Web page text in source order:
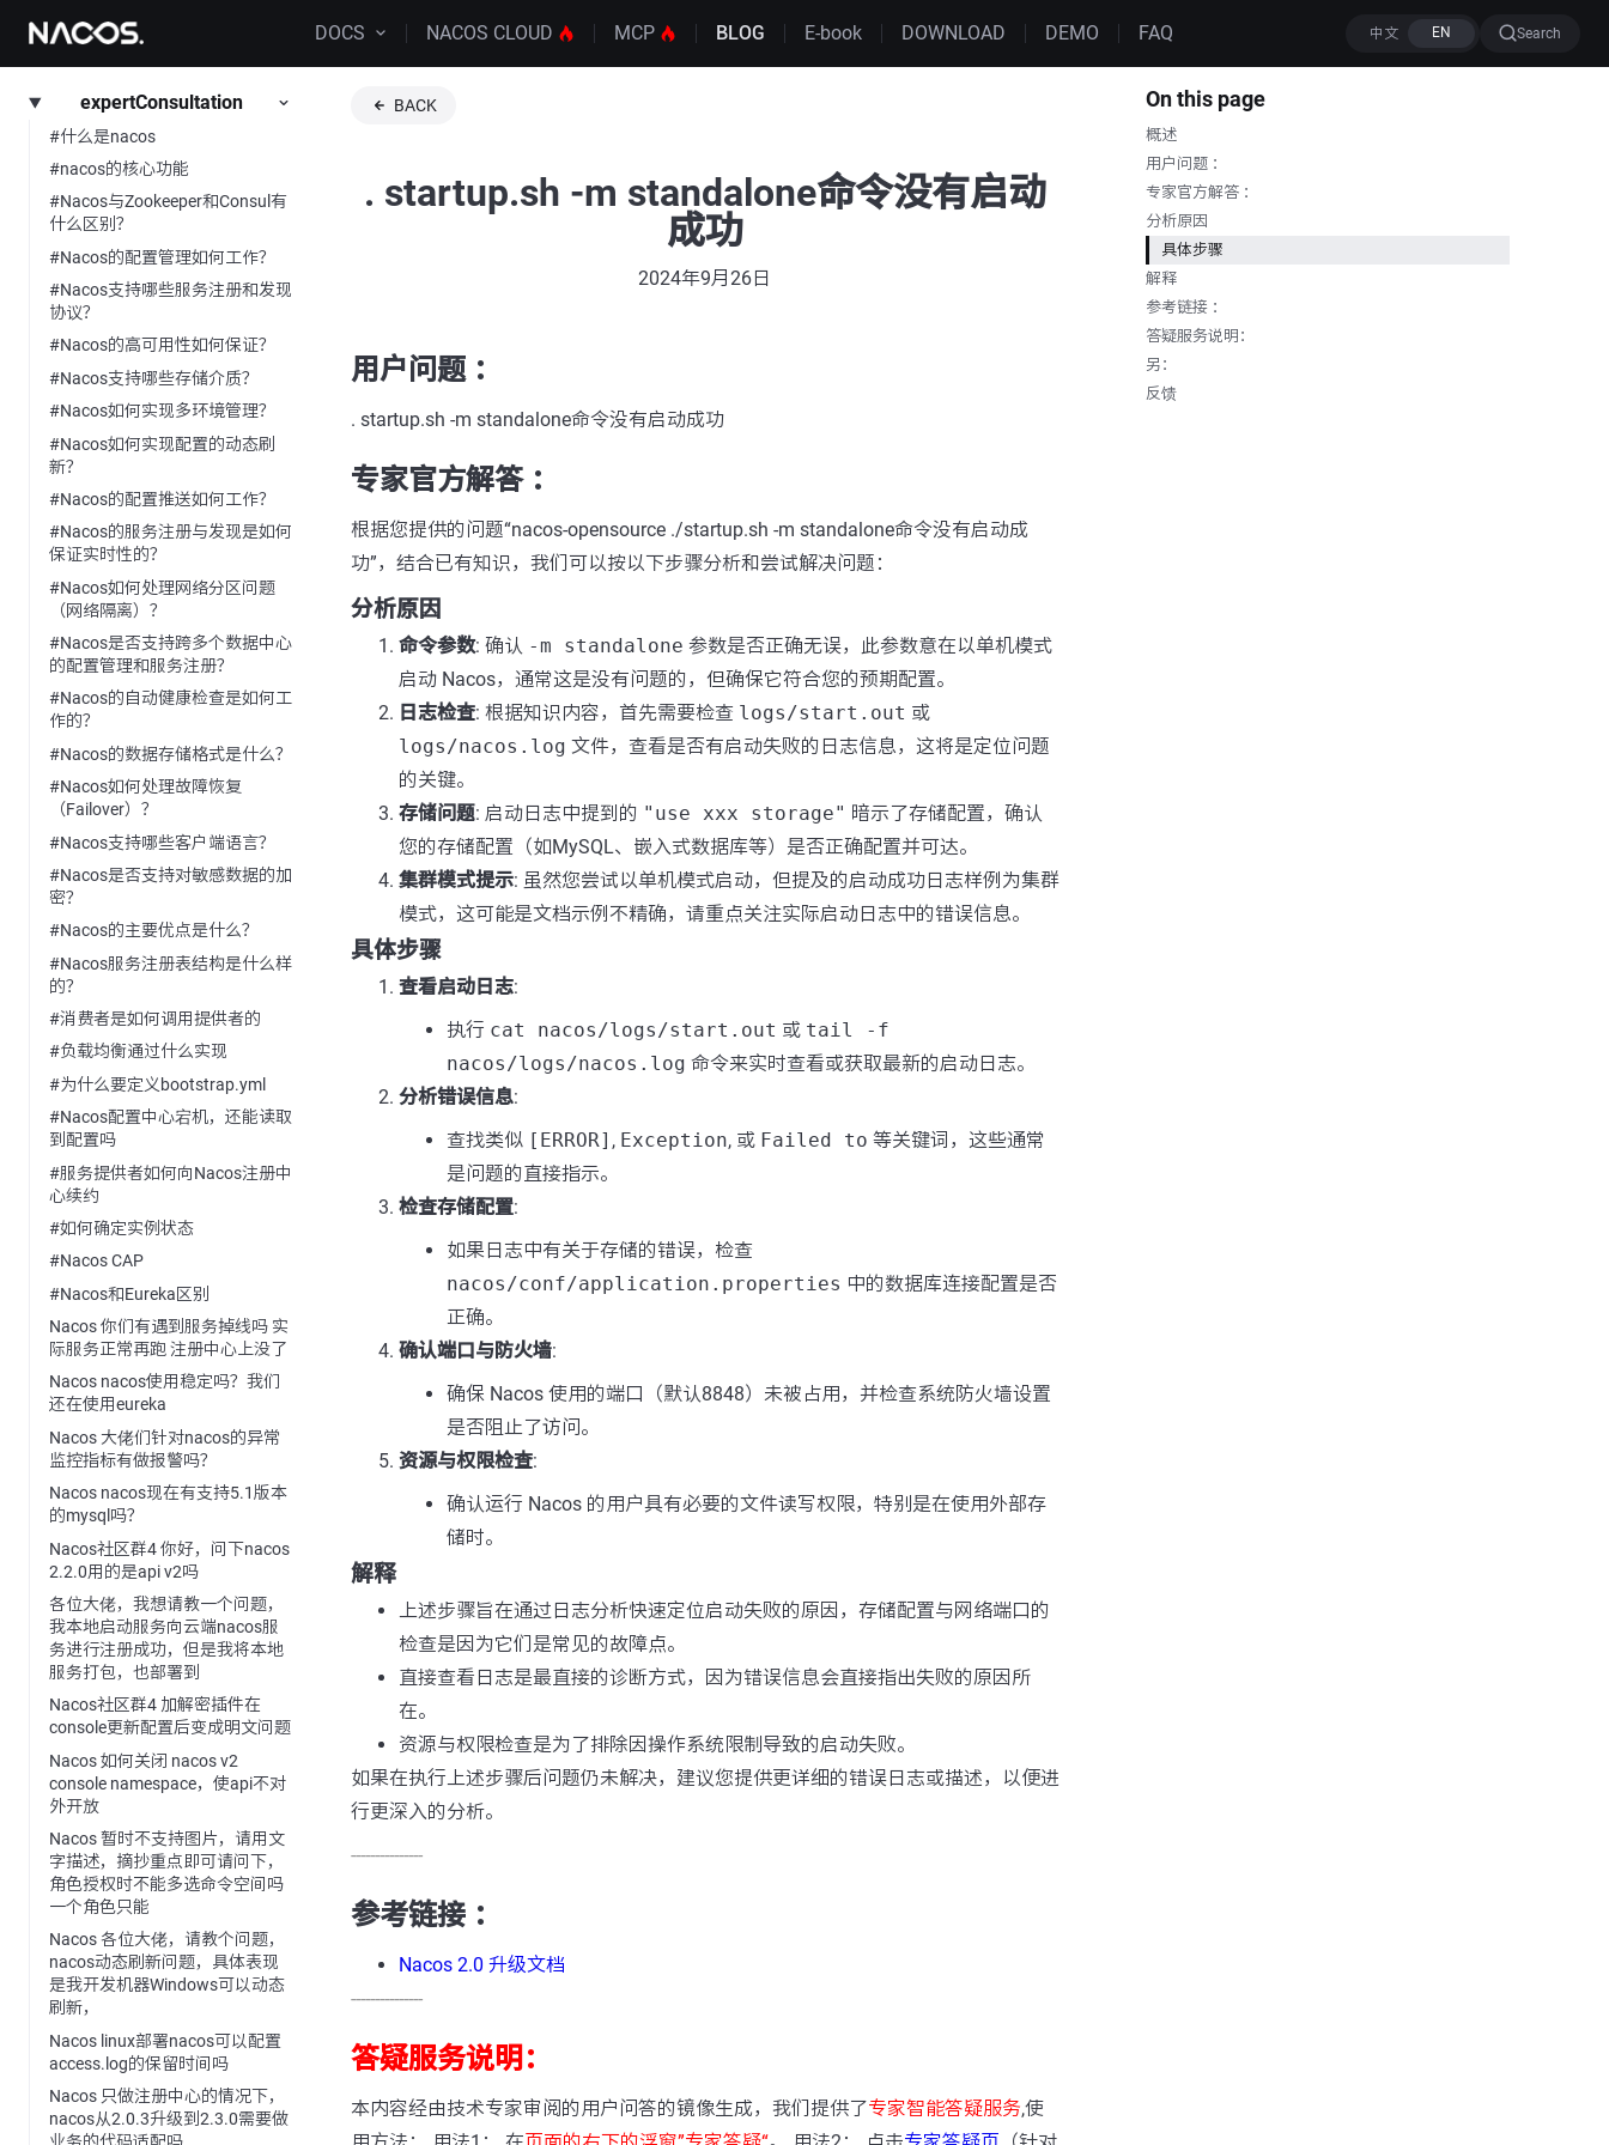
DOCS NACOS CLOUD MCP BLOG E-book DOWNLOAD DEMO FAQ Search
expertConsultation
#什么是nacos
#nacos的核心功能
#Nacos与Zookeeper和Consul有
什么区别？
#Nacos的配置管理如何工作？
#Nacos支持哪些服务注册和发现
协议？
#Nacos的高可用性如何保证？
#Nacos支持哪些存储介质？
#Nacos如何实现多环境管理？
#Nacos如何实现配置的动态刷
新？
#Nacos的配置推送如何工作？
#Nacos的服务注册与发现是如何
保证实时性的？
#Nacos如何处理网络分区问题
（网络隔离）？
#Nacos是否支持跨多个数据中心
的配置管理和服务注册？
#Nacos的自动健康检查是如何工
作的？
#Nacos的数据存储格式是什么？
#Nacos如何处理故障恢复
（Failover）？
#Nacos支持哪些客户端语言？
#Nacos是否支持对敏感数据的加
密？
#Nacos的主要优点是什么？
#Nacos服务注册表结构是什么样
的？
#消费者是如何调用提供者的
#负载均衡通过什么实现
#为什么要定义bootstrap.yml
#Nacos配置中心宕机，还能读取
到配置吗
#服务提供者如何向Nacos注册中
心续约
#如何确定实例状态
#Nacos CAP
#Nacos和Eureka区别
Nacos 你们有遇到服务掉线吗 实
际服务正常再跑 注册中心上没了
Nacos nacos使用稳定吗？我们
还在使用eureka
Nacos 大佬们针对nacos的异常
监控指标有做报警吗？
Nacos nacos现在有支持5.1版本
的mysql吗？
Nacos社区群4 你好，问下nacos
2.2.0用的是api v2吗
各位大佬，我想请教一个问题，
我本地启动服务向云端nacos服
务进行注册成功，但是我将本地
服务打包，也部署到
Nacos社区群4 加解密插件在
console更新配置后变成明文问题
Nacos 如何关闭 nacos v2
console namespace，使api不对
外开放
Nacos 暂时不支持图片，请用文
字描述，摘抄重点即可请问下，
角色授权时不能多选命令空间吗
一个角色只能
Nacos 各位大佬，请教个问题，
nacos动态刷新问题，具体表现
是我开发机器Windows可以动态
刷新，
Nacos linux部署nacos可以配置
access.log的保留时间吗
Nacos 只做注册中心的情况下，
nacos从2.0.3升级到2.3.0需要做
BACK
. startup.sh -m standalone命令没有启动
成功
2024年9月26日
用户问题 ：
. startup.sh -m standalone命令没有启动成功
专家官方解答 ：
根据您提供的问题“nacos-opensource ./startup.sh -m standalone命令没有启动成
功”，结合已有知识，我们可以按以下步骤分析和尝试解决问题：
分析原因
命令参数: 确认 -m standalone 参数是否正确无误，此参数意在以单机模式
启动 Nacos，通常这是没有问题的，但确保它符合您的预期配置。
日志检查: 根据知识内容，首先需要检查 logs/start.out 或
logs/nacos.log 文件，查看是否有启动失败的日志信息，这将是定位问题
的关键。
存储问题: 启动日志中提到的 "use xxx storage" 暗示了存储配置，确认
您的存储配置（如MySQL、嵌入式数据库等）是否正确配置并可达。
集群模式提示: 虽然您尝试以单机模式启动，但提及的启动成功日志样例为集群
模式，这可能是文档示例不精确，请重点关注实际启动日志中的错误信息。
具体步骤
查看启动日志:
执行 cat nacos/logs/start.out 或 tail -f
nacos/logs/nacos.log 命令来实时查看或获取最新的启动日志。
分析错误信息:
查找类似 [ERROR] , Exception, 或 Failed to 等关键词，这些通常
是问题的直接指示。
检查存储配置:
如果日志中有关于存储的错误，检查
nacos/conf/application.properties 中的数据库连接配置是否
正确。
确认端口与防火墙:
确保 Nacos 使用的端口（默认8848）未被占用，并检查系统防火墙设置
是否阻止了访问。
资源与权限检查:
确认运行 Nacos 的用户具有必要的文件读写权限，特别是在使用外部存
储时。
解释
上述步骤旨在通过日志分析快速定位启动失败的原因，存储配置与网络端口的
检查是因为它们是常见的故障点。
直接查看日志是最直接的诊断方式，因为错误信息会直接指出失败的原因所
在。
资源与权限检查是为了排除因操作系统限制导致的启动失败。
如果在执行上述步骤后问题仍未解决，建议您提供更详细的错误日志或描述，以便进
行更深入的分析。
---------------
参考链接 ：
Nacos 2.0 升级文档
---------------
答疑服务说明：
本内容经由技术专家审阅的用户问答的镜像生成，我们提供了专家智能答疑服务,使
On this page
概述
用户问题 ：
专家官方解答 ：
分析原因
具体步骤
解释
参考链接 ：
答疑服务说明：
另：
反馈